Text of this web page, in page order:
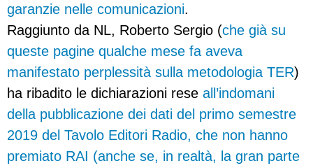
garanzie nelle comunicazioni.
Raggiunto da NL, Roberto Sergio (che già su
queste pagine qualche mese fa aveva
manifestato perplessità sulla metodologia TER)
ha ribadito le dichiarazioni rese all’indomani
della pubblicazione dei dati del primo semestre
2019 del Tavolo Editori Radio, che non hanno
premiato RAI (anche se, in realtà, la gran parte